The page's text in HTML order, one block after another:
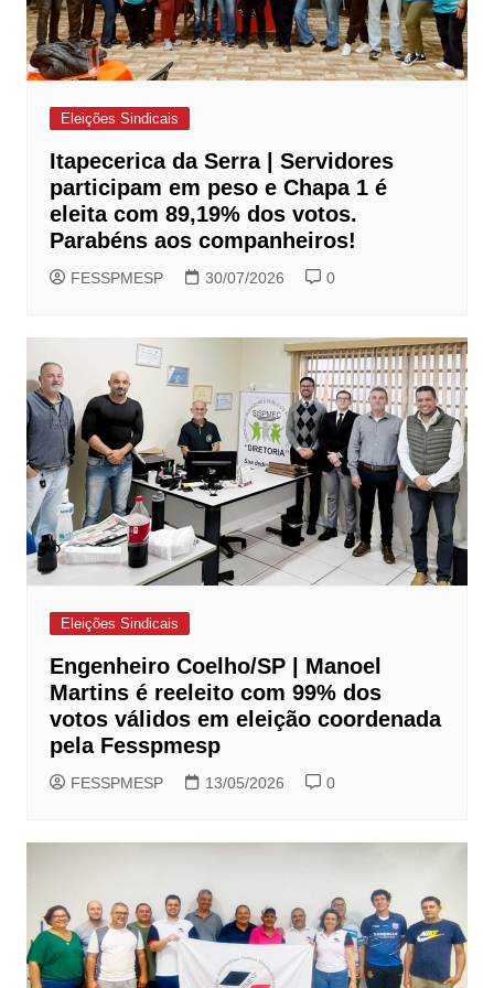
Eleições Sindicais
Itapecerica da Serra | Servidores
participam em peso e Chapa 1 é
eleita com 89,19% dos votos.
Parabéns aos companheiros!
FESSPMESP 30/07/2026 0
Eleições Sindicais
Engenheiro Coelho/SP | Manoel
Martins é reeleito com 99% dos
votos válidos em eleição coordenada
pela Fesspmesp
FESSPMESP 13/05/2026 0